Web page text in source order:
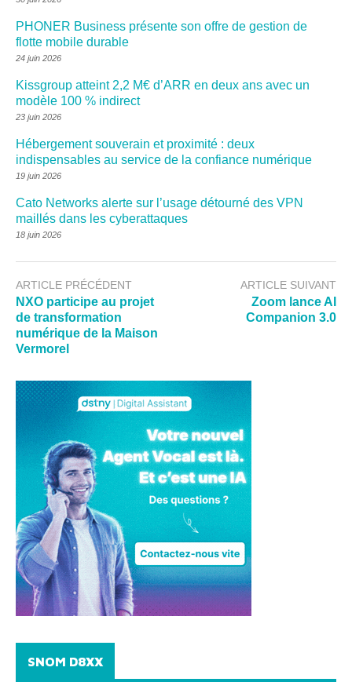
PHONER Business présente son offre de gestion de
flotte mobile durable
24 juin 2026
Kissgroup atteint 2,2 M€ d’ARR en deux ans avec un
modèle 100 % indirect
23 juin 2026
Hébergement souverain et proximité : deux
indispensables au service de la confiance numérique
19 juin 2026
Cato Networks alerte sur l’usage détourné des VPN
maillés dans les cyberattaques
18 juin 2026
ARTICLE PRÉCÉDENT
NXO participe au projet
de transformation
numérique de la Maison
Vermorel
ARTICLE SUIVANT
Zoom lance AI
Companion 3.0
SNOM D8XX